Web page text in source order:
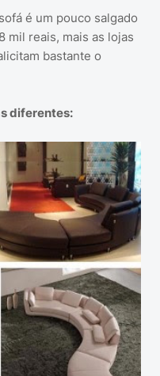
é um pouco salgado
mil reais, mais as lojas
bastante o
diferentes: